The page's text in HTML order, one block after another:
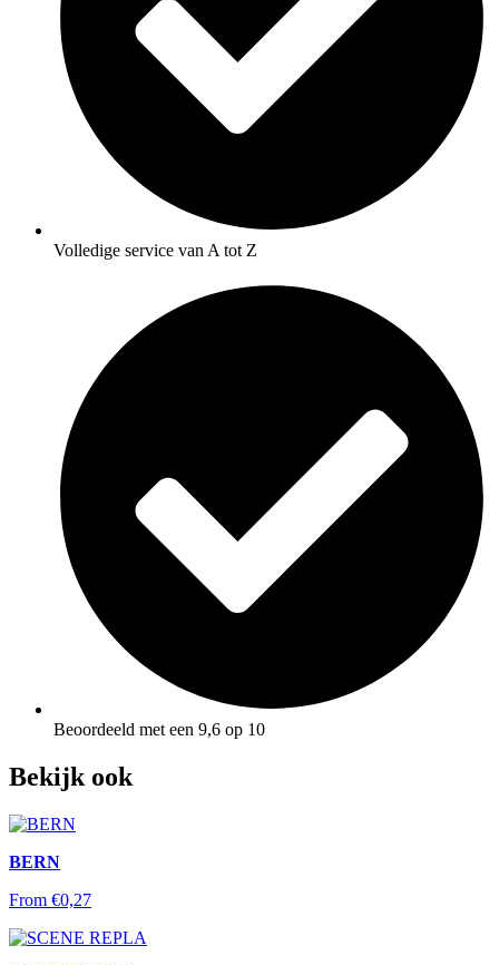
Volledige service van A tot Z
Beoordeeld met een 9,6 op 10
Bekijk ook
BERN
From €0,27